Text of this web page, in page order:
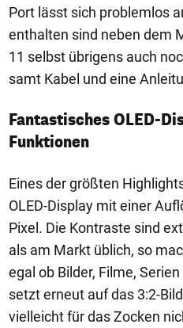
Port lässt sich problemlos
enthalten sind neben dem
11 selbst übrigens auch
samt Kabel und eine
Fantastisches OLED-
Funktionen
Eines der größten
OLED-Display mit einer
Pixel. Die Kontraste sind
als am Markt üblich, so
egal ob Bilder, Filme,
setzt erneut auf das 3:2-
vielleicht für das Zocken